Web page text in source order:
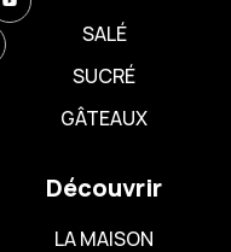
SALÉ
SUCRÉ
GÂTEAUX
Découvrir
LA MAISON